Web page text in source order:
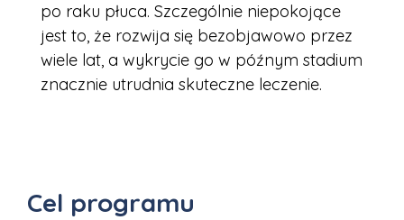
po raku płuca. Szczególnie niepokojące
jest to, że rozwija się bezobjawowo przez
wiele lat, a wykrycie go w późnym stadium
znacznie utrudnia skuteczne leczenie.
Cel programu